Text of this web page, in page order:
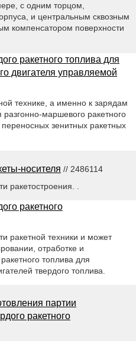
с одним торцом,
и центральным сквозным
компенсатором поверхности
ракетного топлива для
двигателя управляемой
технике, а именно к зарядам
разгонно-маршевого ракетного
зенитных ракетных
носителя // 2486114
ракетостроения. .
ракетного
ракетной техники и может
отработке и
топлива для
твердого топлива.
партии
ракетного